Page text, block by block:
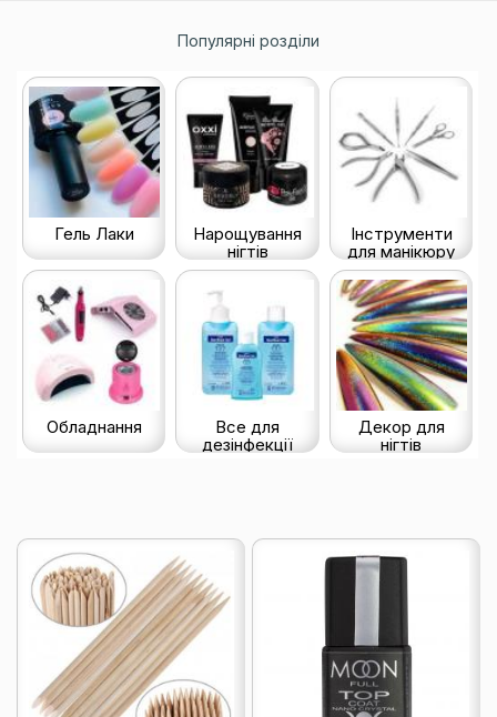
Популярні розділи
Гель Лаки
Нарощування
нігтів
Інструменти
для манікюру
Обладнання
Все для
дезінфекції
Декор для
нігтів